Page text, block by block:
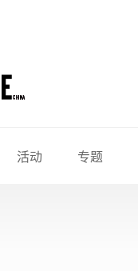
活动 专题